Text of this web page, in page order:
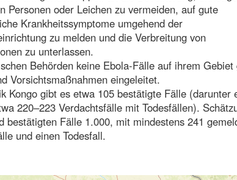
Personen oder Leichen zu vermeiden, auf gute
Krankheitssymptome umgehend der
zu melden und die Verbreitung von
zu unterlassen.
Behörden keine Ebola-Fälle auf ihrem
Vorsichtsmaßnahmen eingeleitet.
Kongo gibt es etwa 105 bestätigte Fälle (darunter
220–223 Verdachtsfälle mit Todesfällen).
bestätigten Fälle 1.000, mit mindestens 241
und einen Todesfall.